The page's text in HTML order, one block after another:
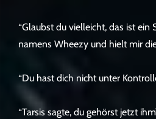
“Glaubst du vielleicht, das ist ein
namens Wheezy und hielt mir
“Du hast dich nicht unter
“Tarsis sagte, du gehörst jetzt